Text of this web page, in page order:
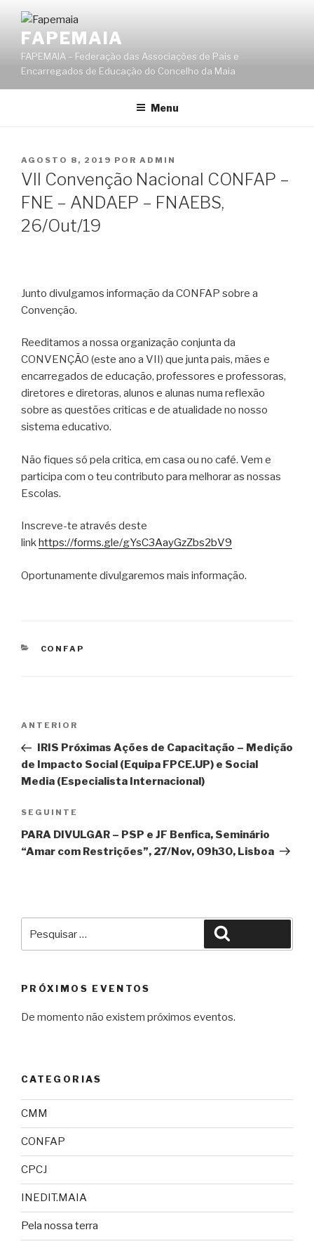
conteúdo
FAPEMAIA
FAPEMAIA – Federação das Associações de Pais e
Encarregados de Educação do Concelho da Maia
Menu
PUBLICADO
EM
AGOSTO 8, 2019 POR ADMIN
VII Convenção Nacional CONFAP –
FNE – ANDAEP – FNAEBS,
26/Out/19
Junto divulgamos informação da CONFAP sobre a
Convenção.
Reeditamos a nossa organização conjunta da
CONVENÇÃO (este ano a VII) que junta pais, mães e
encarregados de educação, professores e professoras,
diretores e diretoras, alunos e alunas numa reflexão
sobre as questões criticas e de atualidade no nosso
sistema educativo.
Não fiques só pela critica, em casa ou no café. Vem e
participa com o teu contributo para melhorar as nossas
Escolas.
Inscreve-te através deste
linkhttps://forms.gle/gYsC3AayGzZbs2bV9
Oportunamente divulgaremos mais informação.
CATEGORIAS
CONFAP
artigos
Conteúdo
anterior
ANTERIOR
IRIS Próximas Ações de Capacitação – Medição
de Impacto Social (Equipa FPCE.UP) e Social
Media (Especialista Internacional)
Conteúdo
seguinte
SEGUINTE
PARA DIVULGAR – PSP e JF Benfica, Seminário
“Amar com Restrições”, 27/Nov, 09h30, Lisboa
por:
PRÓXIMOS EVENTOS
De momento não existem próximos eventos.
CATEGORIAS
CMM
CONFAP
CPCJ
INEDIT.MAIA
Pela nossa terra